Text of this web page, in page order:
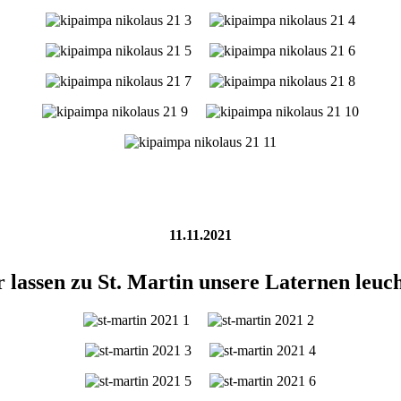
11.11.2021
lassen zu St. Martin unsere Laternen